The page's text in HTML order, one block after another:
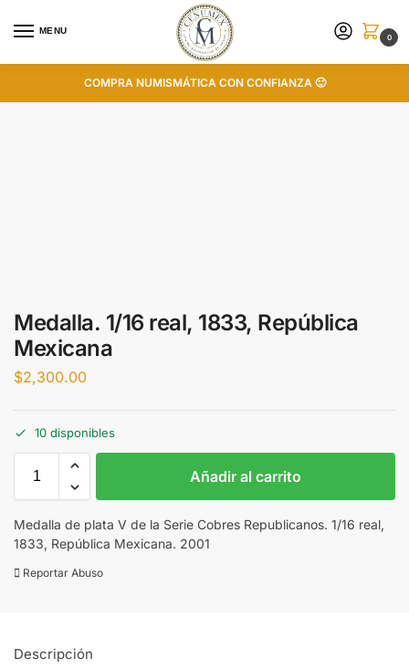
MENU
0
COMPRA NUMISMÁTICA CON CONFIANZA 🙂
Medalla. 1/16 real, 1833, República
Mexicana
$2,300.00
10 disponibles
Añadir al carrito
Medalla de plata V de la Serie Cobres Republicanos. 1/16 real,
1833, República Mexicana. 2001
Reportar Abuso
Descripción